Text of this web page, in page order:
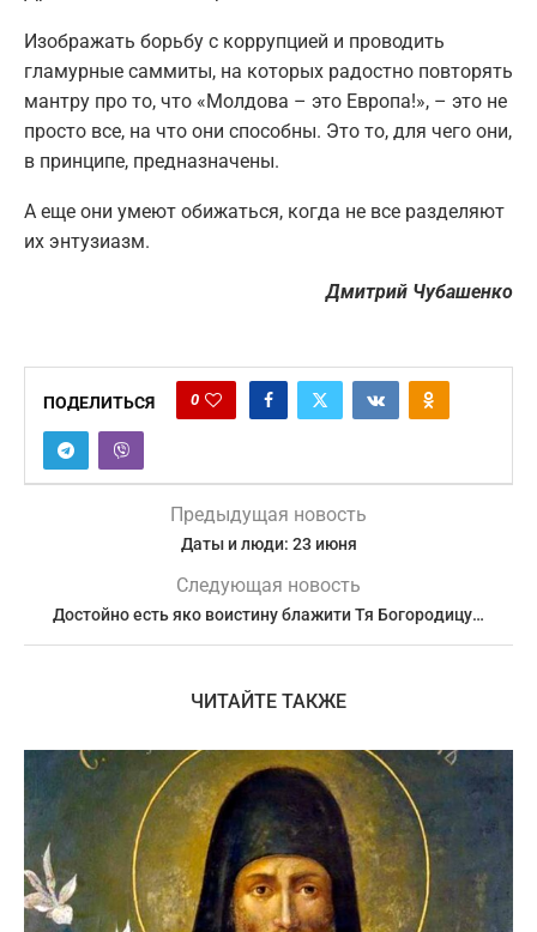
Изображать борьбу с коррупцией и проводить
гламурные саммиты, на которых радостно повторять
мантру про то, что «Молдова – это Европа!», – это не
просто все, на что они способны. Это то, для чего они,
в принципе, предназначены.
А еще они умеют обижаться, когда не все разделяют
их энтузиазм.
Дмитрий Чубашенко
ПОДЕЛИТЬСЯ 0
Предыдущая новость
Даты и люди: 23 июня
Следующая новость
Достойно есть яко воистину блажити Тя Богородицу…
ЧИТАЙТЕ ТАКЖЕ